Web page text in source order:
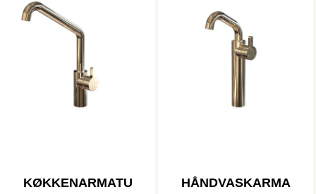
KØKKENARMATU
HÅNDVASKARMA